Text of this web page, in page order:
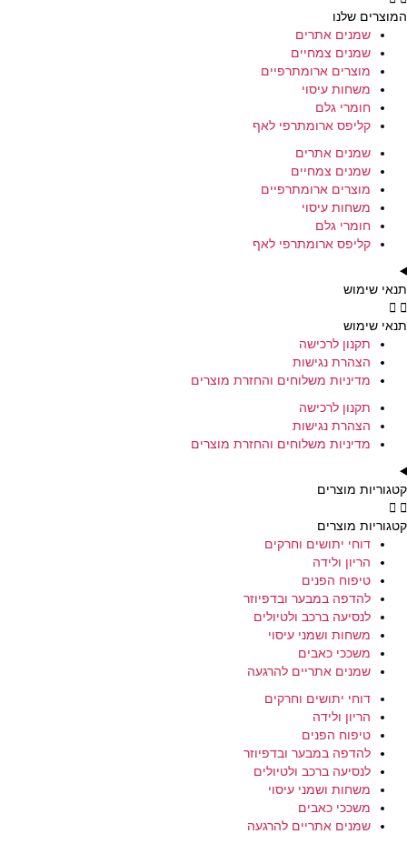
המוצרים שלנו
שמנים אתרים
שמנים צמחיים
מוצרים ארומתרפיים
משחות עיסוי
חומרי גלם
קליפס ארומתרפי לאף
שמנים אתרים
שמנים צמחיים
מוצרים ארומתרפיים
משחות עיסוי
חומרי גלם
קליפס ארומתרפי לאף
תנאי שימוש
תנאי שימוש
תקנון לרכישה
הצהרת נגישות
מדיניות משלוחים והחזרת מוצרים
תקנון לרכישה
הצהרת נגישות
מדיניות משלוחים והחזרת מוצרים
קטגוריות מוצרים
קטגוריות מוצרים
דוחי יתושים וחרקים
הריון ולידה
טיפוח הפנים
להדפה במבער ובדפיוזר
לנסיעה ברכב ולטיולים
משחות ושמני עיסוי
משככי כאבים
שמנים אתריים להרגעה
דוחי יתושים וחרקים
הריון ולידה
טיפוח הפנים
להדפה במבער ובדפיוזר
לנסיעה ברכב ולטיולים
משחות ושמני עיסוי
משככי כאבים
שמנים אתריים להרגעה